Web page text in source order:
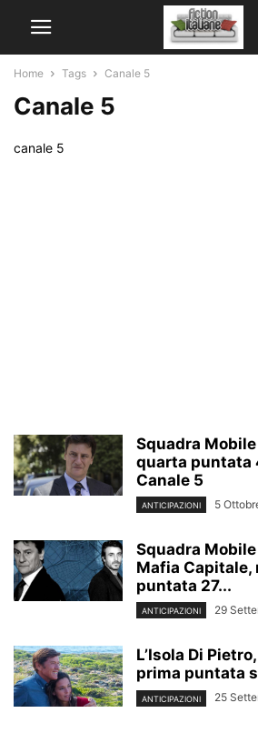
Home Tags Canale 5
Canale 5
canale 5
Squadra
quarta puntata
Canale 5
ANTICIPAZIONI 5
Squadra
Mafia
puntata 27...
ANTICIPAZIONI 29
L’Isola Di
prima puntata
ANTICIPAZIONI 25